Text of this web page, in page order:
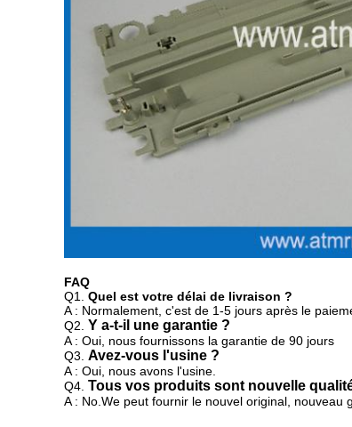
FAQ
Q1. Quel est votre délai de livraison ?
A : Normalement, c'est de 1-5 jours après le
Q2. Y a-t-il une garantie ?
A : Oui, nous fournissons la garantie de 90 jours
Q3. Avez-vous l'usine ?
A : Oui, nous avons l'usine.
Q4. Tous vos produits sont nouvelle
A : No.We peut fournir le nouvel original, nouveau